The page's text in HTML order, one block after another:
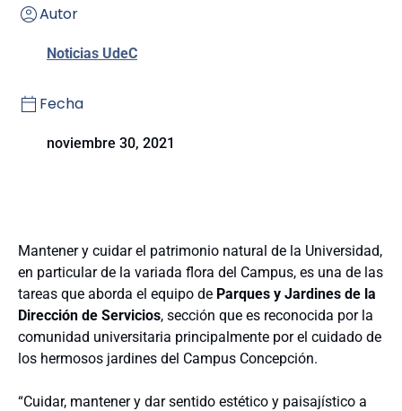
Autor
Noticias UdeC
Fecha
noviembre 30, 2021
Mantener y cuidar el patrimonio natural de la Universidad,
en particular de la variada flora del Campus, es una de las
tareas que aborda el equipo de Parques y Jardines de la
Dirección de Servicios, sección que es reconocida por la
comunidad universitaria principalmente por el cuidado de
los hermosos jardines del Campus Concepción.
“Cuidar, mantener y dar sentido estético y paisajístico a